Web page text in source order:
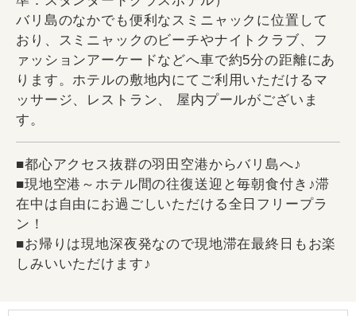
バリ島のなかでも便利なスミニャックに位置して
おり、スミニャックのビーチやナイトクラブ、フ
ァッションアーケードなどへ車で約5分の距離にあ
ります。ホテルの敷地内にてご利用いただけるマ
ッサージ、レストラン、 屋内プールがございま
す。
■都心アクセス抜群の羽田空港からバリ島へ♪
■現地空港～ホテル間の往復送迎と毎朝食付き♪滞
在中は自由にお過ごしいただける全日フリープラ
ン！
■お帰りは現地深夜発なので現地滞在最終日もお楽
しみいいただけます♪